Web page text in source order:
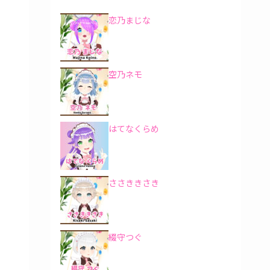
恋乃まじな
空乃ネモ
はてなくらめ
ささききさき
綴守つぐ